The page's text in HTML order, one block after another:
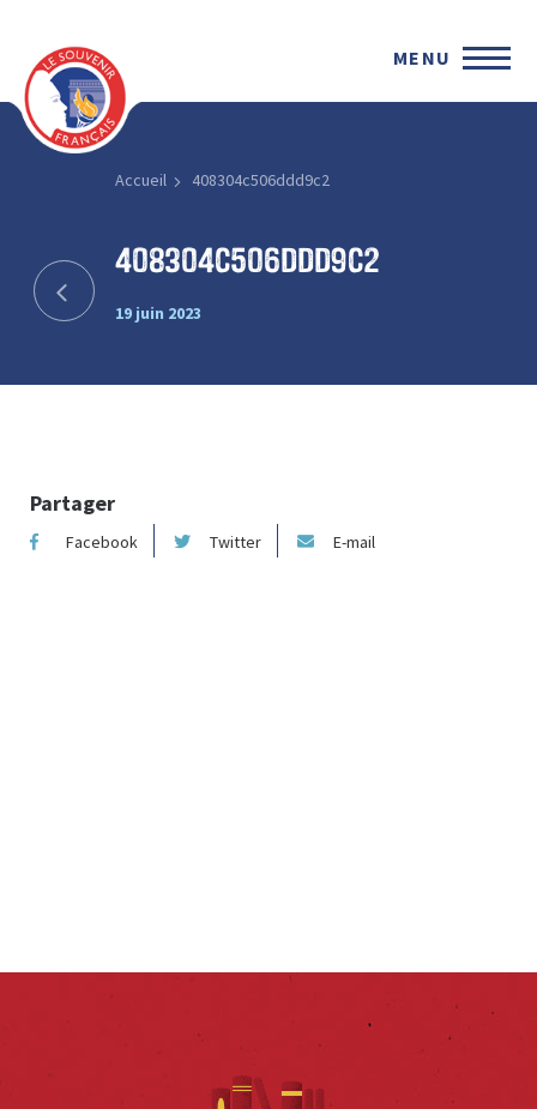
MENU
Accueil 408304c506ddd9c2
408304c506ddd9c2
19 juin 2023
Partager
Facebook Twitter E-mail